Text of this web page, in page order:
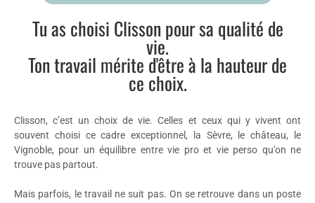
Tu as choisi Clisson pour sa qualité de
vie.
Ton travail mérite d'être à la hauteur de
ce choix.
Clisson, c’est un choix de vie. Celles et ceux qui y vivent ont
souvent choisi ce cadre exceptionnel, la Sèvre, le château, le
Vignoble, pour un équilibre entre vie pro et vie perso qu’on ne
trouve pas partout.
Mais parfois, le travail ne suit pas. On se retrouve dans un poste